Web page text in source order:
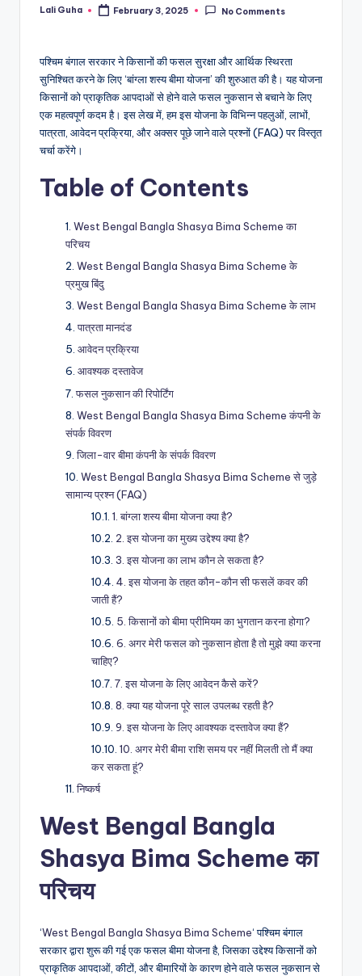
Posted
Lali Guha February 3, 2025 No Comments
पश्चिम बंगाल सरकार ने किसानों की फसल सुरक्षा और आर्थिक स्थिरता
सुनिश्चित करने के लिए ‘बांग्ला शस्य बीमा योजना’ की शुरुआत की है। यह योजना
किसानों को प्राकृतिक आपदाओं से होने वाले फसल नुकसान से बचाने के लिए
एक महत्वपूर्ण कदम है। इस लेख में, हम इस योजना के विभिन्न पहलुओं, लाभों,
पात्रता, आवेदन प्रक्रिया, और अक्सर पूछे जाने वाले प्रश्नों (FAQ) पर विस्तृत
चर्चा करेंगे।
Table of Contents
West Bengal Bangla Shasya Bima Scheme का
परिचय
West Bengal Bangla Shasya Bima Scheme के
प्रमुख बिंदु
West Bengal Bangla Shasya Bima Scheme के लाभ
पात्रता मानदंड
आवेदन प्रक्रिया
आवश्यक दस्तावेज
फसल नुकसान की रिपोर्टिंग
West Bengal Bangla Shasya Bima Scheme कंपनी के
संपर्क विवरण
जिला-वार बीमा कंपनी के संपर्क विवरण
West Bengal Bangla Shasya Bima Scheme से जुड़े
सामान्य प्रश्न (FAQ)
1. बांग्ला शस्य बीमा योजना क्या है?
2. इस योजना का मुख्य उद्देश्य क्या है?
3. इस योजना का लाभ कौन ले सकता है?
4. इस योजना के तहत कौन-कौन सी फसलें कवर की
जाती हैं?
5. किसानों को बीमा प्रीमियम का भुगतान करना होगा?
6. अगर मेरी फसल को नुकसान होता है तो मुझे क्या करना
चाहिए?
7. इस योजना के लिए आवेदन कैसे करें?
8. क्या यह योजना पूरे साल उपलब्ध रहती है?
9. इस योजना के लिए आवश्यक दस्तावेज क्या हैं?
10. अगर मेरी बीमा राशि समय पर नहीं मिलती तो मैं क्या
कर सकता हूं?
निष्कर्ष
West Bengal Bangla
Shasya Bima Scheme का
परिचय
‘West Bengal Bangla Shasya Bima Scheme‘ पश्चिम बंगाल
सरकार द्वारा शुरू की गई एक फसल बीमा योजना है, जिसका उद्देश्य किसानों को
प्राकृतिक आपदाओं, कीटों, और बीमारियों के कारण होने वाले फसल नुकसान से